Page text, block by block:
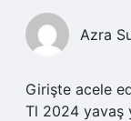
Azra
Girişte acele
Tl 2024 yavaş